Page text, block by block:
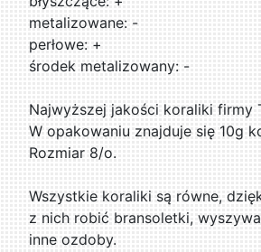
metalizowane: -
perłowe: +
środek metalizowany: -
Najwyższej jakości koraliki firmy
W opakowaniu znajduje się 10g
Rozmiar 8/o.
Wszystkie koraliki są równe,
z nich robić bransoletki,
inne ozdoby.